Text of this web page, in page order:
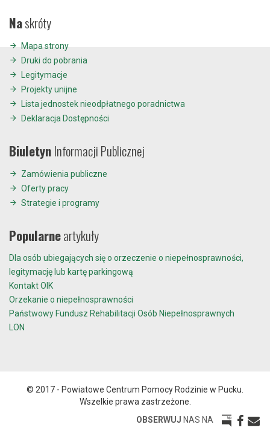
Naskróty
Mapa strony
Druki do pobrania
Legitymacje
Projekty unijne
Lista jednostek nieodpłatnego poradnictwa
Deklaracja Dostępności
BiuletynInformacji Publicznej
Zamówienia publiczne
Oferty pracy
Strategie i programy
Popularneartykuły
Dla osób ubiegających się o orzeczenie o niepełnosprawności,
legitymację lub kartę parkingową
Kontakt OIK
Orzekanie o niepełnosprawności
Państwowy Fundusz Rehabilitacji Osób Niepełnosprawnych
LON
© 2017 - Powiatowe Centrum Pomocy Rodzinie w Pucku.
Wszelkie prawa zastrzeżone.
OBSERWUJ NAS NA